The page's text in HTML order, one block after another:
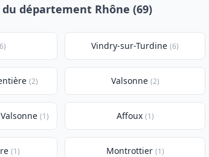
département Rhône (69)
Vindry-sur-Turdine (6)
(2) Valsonne (2)
(1) Affoux (1)
(1) Montrottier (1)